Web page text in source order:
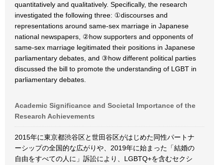
quantitatively and qualitatively. Specifically, the research
investigated the following three: ①discourses and
representations around same-sex marriage in Japanese
national newspapers, ②how supporters and opponents of
same-sex marriage legitimated their positions in Japanese
parliamentary debates, and ③how different political parties
discussed the bill to promote the understanding of LGBT in
parliamentary debates.
Academic Significance and Societal Importance of the
Research Achievements
2015年に東京都渋谷区と世田谷区がはじめた同性パートナ
ーシップの全国的な広がりや、2019年に始まった「結婚の
自由をすべての人に」訴訟により、LGBTQ+を含むセクシ